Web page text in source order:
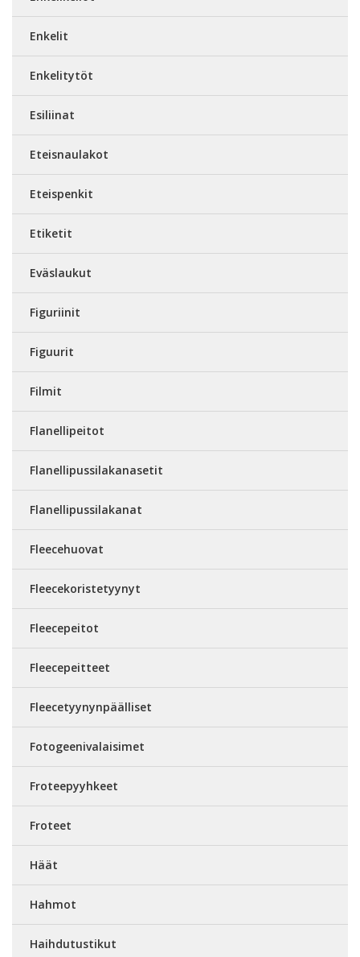
Enkelit
Enkelitytöt
Esiliinat
Eteisnaulakot
Eteispenkit
Etiketit
Eväslaukut
Figuriinit
Figuurit
Filmit
Flanellipeitot
Flanellipussilakanasetit
Flanellipussilakanat
Fleecehuovat
Fleecekoristetyynyt
Fleecepeitot
Fleecepeitteet
Fleecetyynynpäälliset
Fotogeenivalaisimet
Froteepyyhkeet
Froteet
Häät
Hahmot
Haihdutustikut